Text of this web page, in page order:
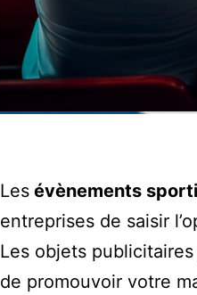
Les évènements
entreprises de saisir
Les objets
de promouvoir votre